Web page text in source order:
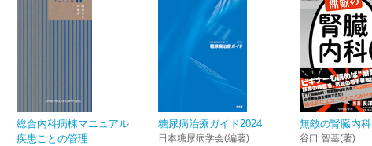
総合内科病棟マニュアル
疾患ごとの管理
糖尿病治療ガイド2024
日本糖尿病学会(編著)
無敵の腎臓内科
谷口 智基(著)